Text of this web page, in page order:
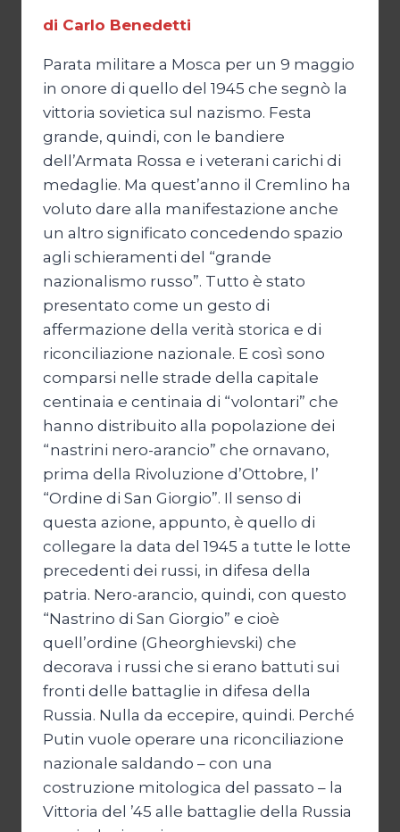
di Carlo Benedetti
Parata militare a Mosca per un 9 maggio
in onore di quello del 1945 che segnò la
vittoria sovietica sul nazismo. Festa
grande, quindi, con le bandiere
dell’Armata Rossa e i veterani carichi di
medaglie. Ma quest’anno il Cremlino ha
voluto dare alla manifestazione anche
un altro significato concedendo spazio
agli schieramenti del “grande
nazionalismo russo”. Tutto è stato
presentato come un gesto di
affermazione della verità storica e di
riconciliazione nazionale. E così sono
comparsi nelle strade della capitale
centinaia e centinaia di “volontari” che
hanno distribuito alla popolazione dei
“nastrini nero-arancio” che ornavano,
prima della Rivoluzione d’Ottobre, l’
“Ordine di San Giorgio”. Il senso di
questa azione, appunto, è quello di
collegare la data del 1945 a tutte le lotte
precedenti dei russi, in difesa della
patria. Nero-arancio, quindi, con questo
“Nastrino di San Giorgio” e cioè
quell’ordine (Gheorghievski) che
decorava i russi che si erano battuti sui
fronti delle battaglie in difesa della
Russia. Nulla da eccepire, quindi. Perché
Putin vuole operare una riconciliazione
nazionale saldando – con una
costruzione mitologica del passato – la
Vittoria del ’45 alle battaglie della Russia